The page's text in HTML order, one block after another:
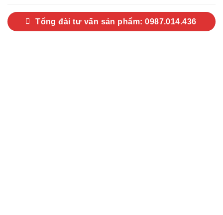
Tổng đài tư vấn sản phẩm: 0987.014.436